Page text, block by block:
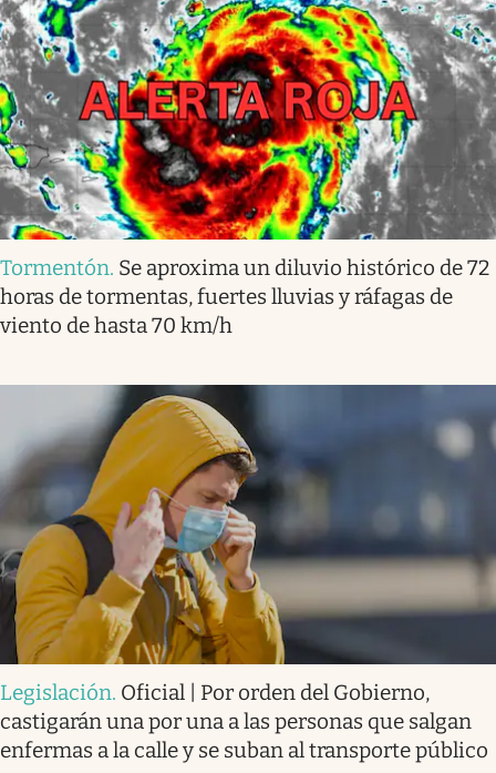
Tormentón. Se aproxima un diluvio histórico de 72
horas de tormentas, fuertes lluvias y ráfagas de
viento de hasta 70 km/h
Legislación. Oficial | Por orden del Gobierno,
castigarán una por una a las personas que salgan
enfermas a la calle y se suban al transporte público